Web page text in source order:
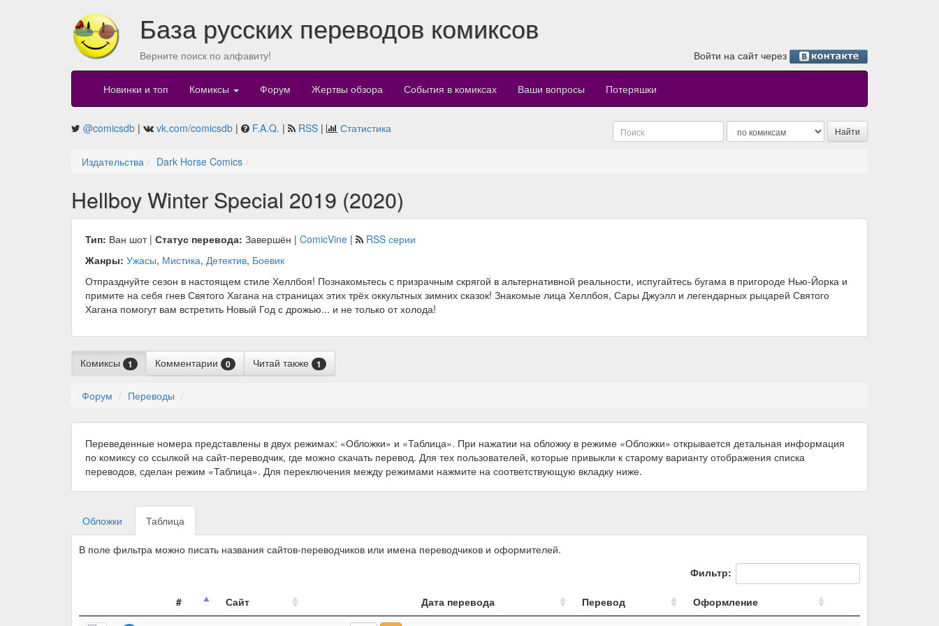
База русских переводов комиксов
Верните поиск по алфавиту! Войти на сайт через
Новинки и топ Комиксы Форум Жертвы обзора События в комиксах Ваши вопросы Потеряшки
@comicsdb | vk.com/comicsdb | F.A.Q. | RSS | Статистика
Издательства Dark Horse Comics
Hellboy Winter Special 2019 (2020)
Тип: Ван шот | Статус перевода: Завершён | ComicVine |
RSS серии
Жанры: Ужасы, Мистика, Детектив, Боевик
Отпразднуйте сезон в настоящем стиле Хеллбоя! Познакомьтесь с призрачным скрягой в альтернативной реальности, испугайтесь бугама в пригороде Нью-Йорка и
примите на себя гнев Святого Хагана на страницах этих трёх оккультных зимних сказок! Знакомые лица Хеллбоя, Сары Джуэлл и легендарных рыцарей Святого
Хагана помогут вам встретить Новый Год с дрожью... и не только от холода!
Комиксы 1 Комментарии 0 Читай также 1
Форум Переводы
Переведенные номера представлены в двух режимах: «Обложки» и «Таблица». При нажатии на обложку в режиме «Обложки» открывается детальная информация
по комиксу со ссылкой на сайт-переводчик, где можно скачать перевод. Для тех пользователей, которые привыкли к старому варианту отображения списка
переводов, сделан режим «Таблица». Для переключения между режимами нажмите на соответствующую вкладку ниже.
Обложки Таблица
В поле фильтра можно писать названия сайтов-переводчиков или имена переводчиков и оформителей.
Фильтр:
# Сайт Дата перевода Перевод
Оформление